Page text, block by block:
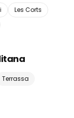
Les Corts
Terrassa